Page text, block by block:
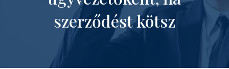
szerződést kötsz